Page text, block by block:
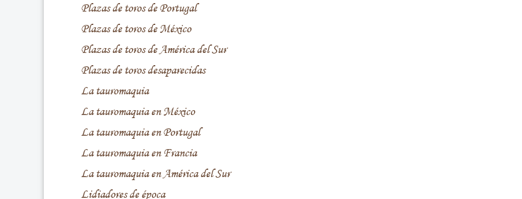
Plazas de toros de Portugal
Plazas de toros de México
Plazas de toros de América del Sur
Plazas de toros desaparecidas
La tauromaquia
La tauromaquia en México
La tauromaquia en Portugal
La tauromaquia en Francia
La tauromaquia en América del Sur
Lidiadores de época